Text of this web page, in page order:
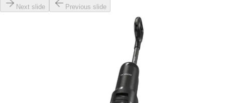
Next slide Previous slide